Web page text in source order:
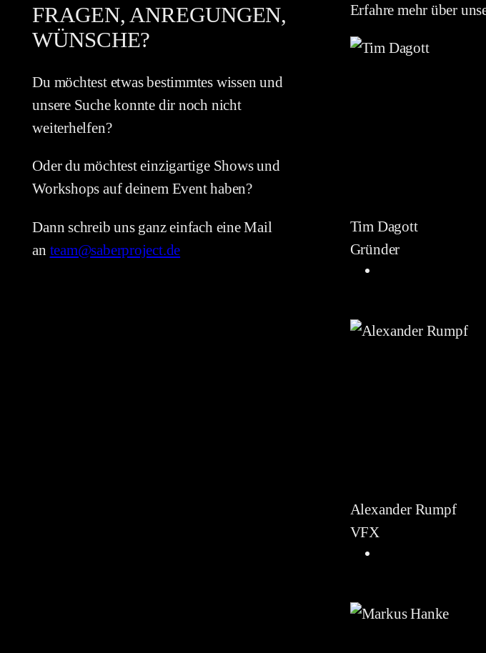
FRAGEN, ANREGUNGEN,
WÜNSCHE?
Du möchtest etwas bestimmtes wissen und
unsere Suche konnte dir noch nicht
weiterhelfen?
Oder du möchtest einzigartige Shows und
Workshops auf deinem Event haben?
Dann schreib uns ganz einfach eine Mail
an team@saberproject.de
Erfahre mehr über
Tim Dagott
Gründer
Alexander Rumpf
VFX